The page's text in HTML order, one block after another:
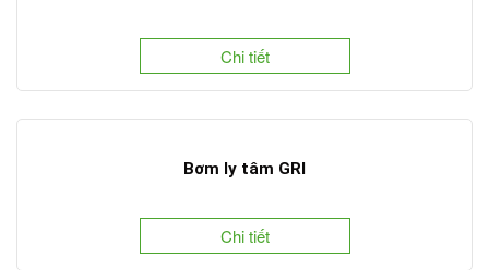
Chi tiết
Bơm ly tâm GRI
Chi tiết